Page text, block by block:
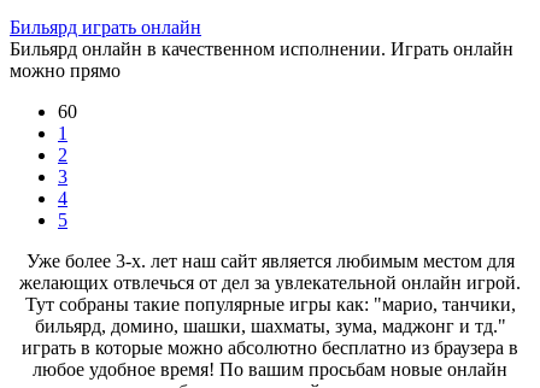
Бильярд играть онлайн
Бильярд онлайн в качественном исполнении. Играть онлайн
можно прямо
60
1
2
3
4
5
Уже более 3-х. лет наш сайт является любимым местом для
желающих отвлечься от дел за увлекательной онлайн игрой.
Тут собраны такие популярные игры как: "марио, танчики,
бильярд, домино, шашки, шахматы, зума, маджонг и тд."
играть в которые можно абсолютно бесплатно из браузера в
любое удобное время! По вашим просьбам новые онлайн